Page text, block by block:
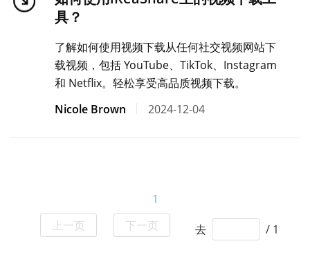
具？
了解如何使用视频下载从任何社交视频网站下
载视频，包括 YouTube、TikTok、Instagram
和 Netflix。轻松享受高品质视频下载。
Nicole Brown
2024-12-04
上一页
1
下一页
去 / 1